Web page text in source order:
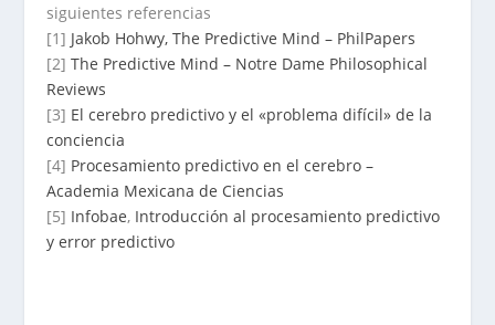
siguientes referencias
[1] Jakob Hohwy, The Predictive Mind – PhilPapers
[2]The Predictive Mind – Notre Dame Philosophical
Reviews
[3] El cerebro predictivo y el «problema difícil» de la
conciencia
[4] Procesamiento predictivo en el cerebro –
Academia Mexicana de Ciencias
[5] Infobae, Introducción al procesamiento predictivo
y error predictivo